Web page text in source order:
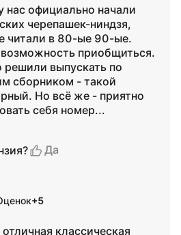
нас официально начали
черепашек-ниндзя,
читали в 80-ые 90-ые.
возможность приобщиться.
выпускать по
сборником - такой
Но всё же - приятно
себя номер...
Да
+5
классическая